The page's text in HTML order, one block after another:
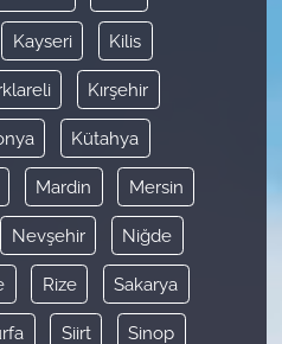
Kayseri Kilis
Kırşehir
Kütahya
Mardin Mersin
Nevşehir Niğde
Rize Sakarya
Siirt Sinop